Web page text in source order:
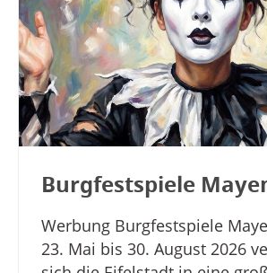
Burgfestspiele
Werbung Burgfestspiele
23. Mai bis 30. August 2026